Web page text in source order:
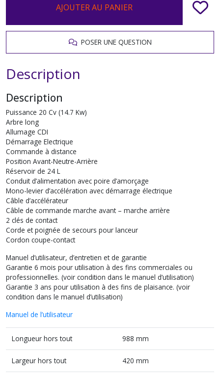
AJOUTER AU PANIER
POSER UNE QUESTION
Description
Description
Puissance 20 Cv (14.7 Kw)
Arbre long
Allumage CDI
Démarrage Electrique
Commande à distance
Position Avant-Neutre-Arrière
Réservoir de 24 L
Conduit d’alimentation avec poire d’amorçage
Mono-levier d’accélération avec démarrage électrique
Câble d’accélérateur
Câble de commande marche avant – marche arrière
2 clés de contact
Corde et poignée de secours pour lanceur
Cordon coupe-contact
Manuel d’utilisateur, d’entretien et de garantie
Garantie 6 mois pour utilisation à des fins commerciales ou
professionnelles. (voir condition dans le manuel d’utilisation)
Garantie 3 ans pour utilisation à des fins de plaisance. (voir
condition dans le manuel d’utilisation)
Manuel de l’utilisateur
Longueur hors tout 988 mm
Largeur hors tout 420 mm